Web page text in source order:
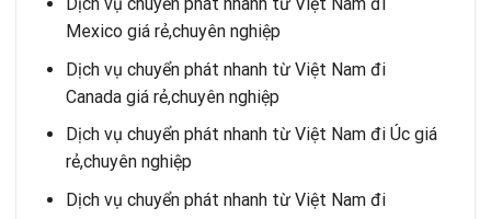
Mexico giá rẻ,chuyên nghiệp
Dịch vụ chuyển phát nhanh từ Việt Nam đi
Canada giá rẻ,chuyên nghiệp
Dịch vụ chuyển phát nhanh từ Việt Nam đi Úc giá
rẻ,chuyên nghiệp
Dịch vụ chuyển phát nhanh từ Việt Nam đi